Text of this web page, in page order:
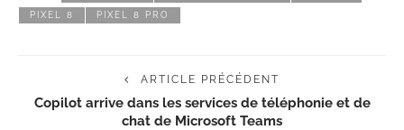
PIXEL 8 PIXEL 8 PRO
ARTICLE PRÉCÉDENT
Copilot arrive dans les services de téléphonie et de
chat de Microsoft Teams